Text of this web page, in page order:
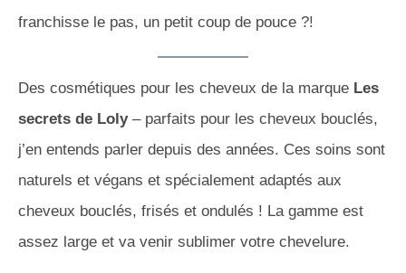
franchisse le pas, un petit coup de pouce ?!
Des cosmétiques pour les cheveux de la marque Les
secrets de Loly– parfaits pour les cheveux bouclés,
j’en entends parler depuis des années. Ces soins sont
naturels et végans et spécialement adaptés aux
cheveux bouclés, frisés et ondulés ! La gamme est
assez large et va venir sublimer votre chevelure.